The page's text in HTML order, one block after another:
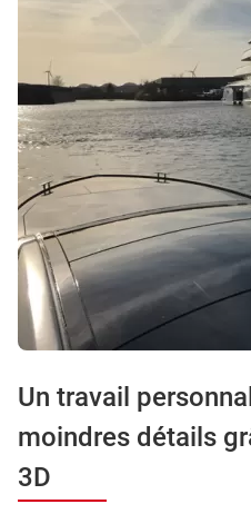
Un travail
moindres détails
3D